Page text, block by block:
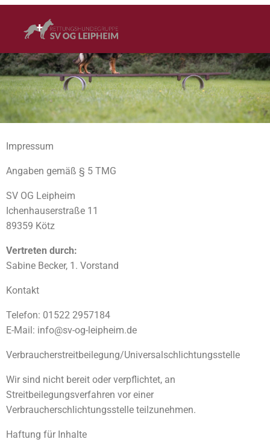
Impressum
Angaben gemäß § 5 TMG
SV OG Leipheim
Ichenhauserstraße 11
89359 Kötz
Vertreten durch:
Sabine Becker, 1. Vorstand
Kontakt
Telefon: 01522 2957184
E-Mail: info@sv-og-leipheim.de
Verbraucher­streit­beilegung/Universal­schlichtungs­stelle
Wir sind nicht bereit oder verpflichtet, an
Streitbeilegungsverfahren vor einer
Verbraucherschlichtungsstelle teilzunehmen.
Haftung für Inhalte